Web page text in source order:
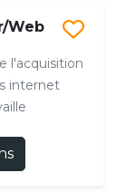
Web
l'acquisition
internet